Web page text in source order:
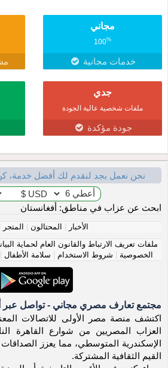
مجاني
100%
خدمات مجانية
جدي
ملفات شخصية عالية الجودة
جودة مؤكدة
نحن نعمل بجد لنقدم لك أفضل خدمة،
ابحث عن عزاب في مناطق: أفغانستان
الأخبار | المحتالون | المتجر
ملفات تعريف الارتباط والقانون العام لحماية
الخصوصية | شروط الاستخدام | سلامة الأطفال |
مجتمع تعارف مصري مجاني - تواصل عبر
العزاب المصريين من شوارع القاهرة
الإسكندرية المتوسطي، مما يعزز
القيم الثقافية المشتركة.